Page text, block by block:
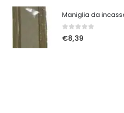
0Su 5
€8,39